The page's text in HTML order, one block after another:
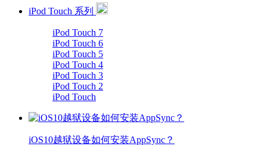
iPod Touch 系列
iPod Touch 7
iPod Touch 6
iPod Touch 5
iPod Touch 4
iPod Touch 3
iPod Touch 2
iPod Touch
iOS10越狱设备如何安装AppSync？